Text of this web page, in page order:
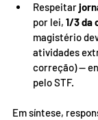
Respeitar
por lei, 1/3 da
magistério
atividades
correção) —
pelo STF.
Em síntese,